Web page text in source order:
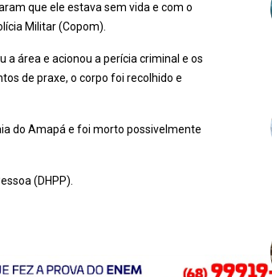
que ele estava sem vida e com o
Militar (Copom).
a área e acionou a perícia criminal e os
de praxe, o corpo foi recolhido e
do Amapá e foi morto possivelmente
(DHPP).